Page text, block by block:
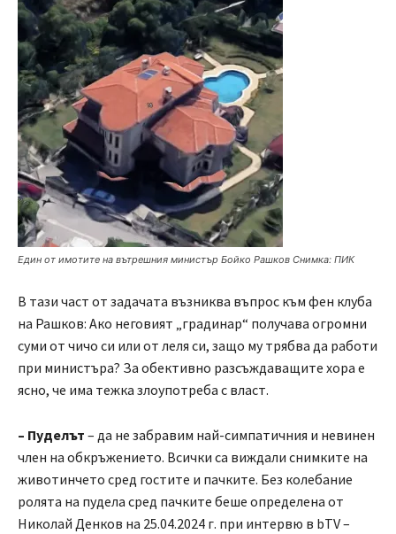
Един от имотите на вътрешния министър Бойко Рашков Снимка: ПИК
В тази част от задачата възниква въпрос към фен клуба
на Рашков: Ако неговият „градинар“ получава огромни
суми от чичо си или от леля си, защо му трябва да работи
при министъра? За обективно разсъждаващите хора е
ясно, че има тежка злоупотреба с власт.
– Пуделът – да не забравим най-симпатичния и невинен
член на обкръжението. Всички са виждали снимките на
животинчето сред гостите и пачките. Без колебание
ролята на пудела сред пачките беше определена от
Николай Денков на 25.04.2024 г. при интервю в bТV –